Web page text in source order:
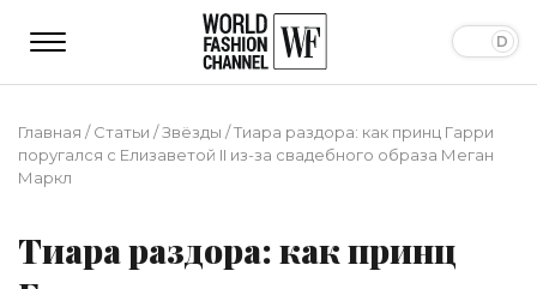
Главная /Статьи /Звёзды /Тиара раздора: как принц Гарри
поругался с Елизаветой II из-за свадебного образа Меган
Маркл
Тиара раздора: как принц